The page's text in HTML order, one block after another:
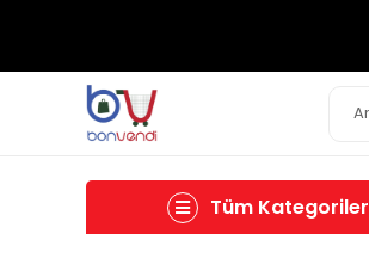
Tüm Kategoriler